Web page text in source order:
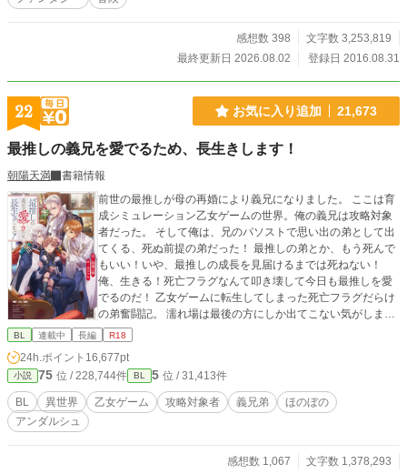
感想数 398
文字数 3,253,819
最終更新日 2026.08.02
登録日 2016.08.31
22 お気に入り追加 21,673
最推しの義兄を愛でるため、長生きします！
朝陽天満
書籍情報
前世の最推しが母の再婚により義兄になりました。 ここは育
成シミュレーション乙女ゲームの世界。俺の義兄は攻略対象
者だった。 そして俺は、兄のパソストで思い出の弟として出
てくる、死ぬ前提の弟だった！ 最推しの弟とか、もう死んで
もいい！いや、最推しの成長を見届けるまでは死ねない！
俺、生きる！死亡フラグなんて叩き壊して今日も最推しを愛
でるのだ！ 乙女ゲームに転生してしまった死亡フラグだらけ
の弟奮闘記。 濡れ場は最後の方にしか出てこない気がしま
す。 ※2022年11月書籍化しました( *´艸｀) よろしくお願いし
皆様の感想はとても楽しく嬉しく拝読しております！ありが
とうございます！
BL 連載中 長編 R18
24h.ポイント 16,677pt
小説 75 位 / 228,744件 BL 5 位 / 31,413件
BL 異世界 乙女ゲーム 攻略対象者 義兄弟
ほのぼの
アンダルシュ
感想数 1,067
文字数 1,378,293